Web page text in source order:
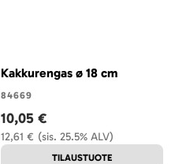
Kakkurengas ø 18 cm
84669
(sis. 25.5% ALV)
12,61 €
10,05 €
TILAUSTUOTE